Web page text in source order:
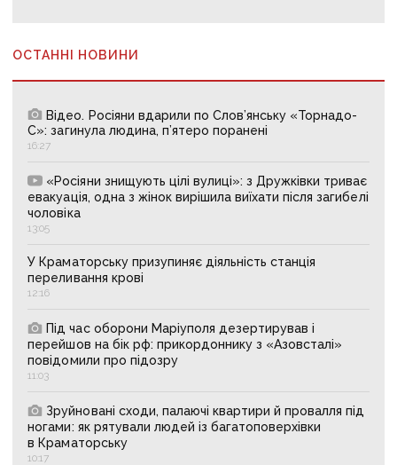
ОСТАННІ НОВИНИ
Відео. Росіяни вдарили по Слов’янську «Торнадо-
С»: загинула людина, п’ятеро поранені
16:27
«Росіяни знищують цілі вулиці»: з Дружківки триває
евакуація, одна з жінок вирішила виїхати після загибелі
чоловіка
13:05
У Краматорську призупиняє діяльність станція
переливання крові
12:16
Під час оборони Маріуполя дезертирував і
перейшов на бік рф: прикордоннику з «Азовсталі»
повідомили про підозру
11:03
Зруйновані сходи, палаючі квартири й провалля під
ногами: як рятували людей із багатоповерхівки
в Краматорську
10:17